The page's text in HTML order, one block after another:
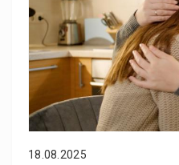
18.08.2025